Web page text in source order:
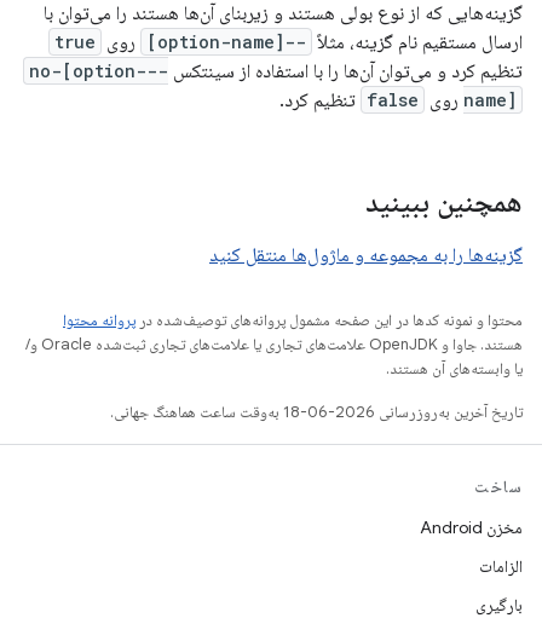
گزینه‌هایی که از نوع بولی هستند و زیربنای آن‌ها هستند را می‌توان با
ارسال مستقیم نام گزینه، مثلاً --[option-name] روی true
تنظیم کرد و می‌توان آن‌ها را با استفاده از سینتکس
--no-[option-
name] روی false تنظیم کرد.
همچنین ببینید
گزینه‌ها را به مجموعه و ماژول‌ها منتقل کنید
محتوا و نمونه کدها در این صفحه مشمول پروانه‌های توصیف‌شده در پروانه محتوا
هستند. جاوا و OpenJDK علامت‌های تجاری یا علامت‌های تجاری ثبت‌شده Oracle و/
یا وابسته‌های آن هستند.
تاریخ آخرین به‌روزرسانی 2026-06-18 به‌وقت ساعت هماهنگ جهانی.
ساخت
مخزن Android
الزامات
بارگیری